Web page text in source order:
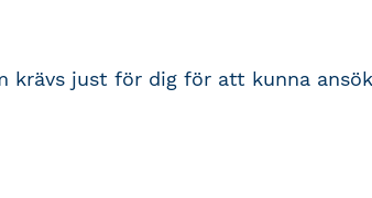
krävs just för dig för att kunna